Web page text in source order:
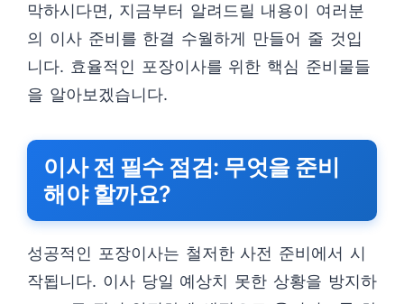
막하시다면, 지금부터 알려드릴 내용이 여러분
의 이사 준비를 한결 수월하게 만들어 줄 것입
니다. 효율적인 포장이사를 위한 핵심 준비물들
을 알아보겠습니다.
이사 전 필수 점검: 무엇을 준비
해야 할까요?
성공적인 포장이사는 철저한 사전 준비에서 시
작됩니다. 이사 당일 예상치 못한 상황을 방지하